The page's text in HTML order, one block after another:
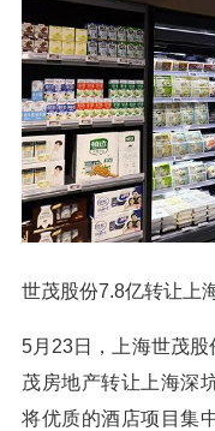
世茂股份7.8亿转让上
5月23日，上海世茂
茂房地产转让上海深
将优质的酒店项目集